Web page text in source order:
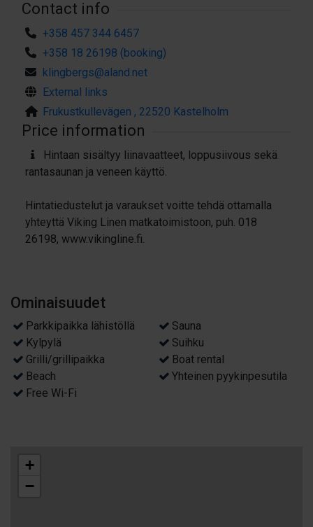
Contact info
+358 457 344 6457
+358 18 26198 (booking)
klingbergs@aland.net
External links
Frukustkullevägen , 22520 Kastelholm
Price information
Hintaan sisältyy liinavaatteet, loppusiivous sekä
rantasaunan ja veneen käyttö.
Hintatiedustelut ja varaukset voitte tehdä ottamalla
yhteyttä Viking Linen matkatoimistoon, puh. 018
26198, www.vikingline.fi.
Ominaisuudet
Parkkipaikka lähistöllä
Sauna
Kylpylä
Suihku
Grilli/grillipaikka
Boat rental
Beach
Yhteinen pyykinpesutila
Free Wi-Fi
+
−